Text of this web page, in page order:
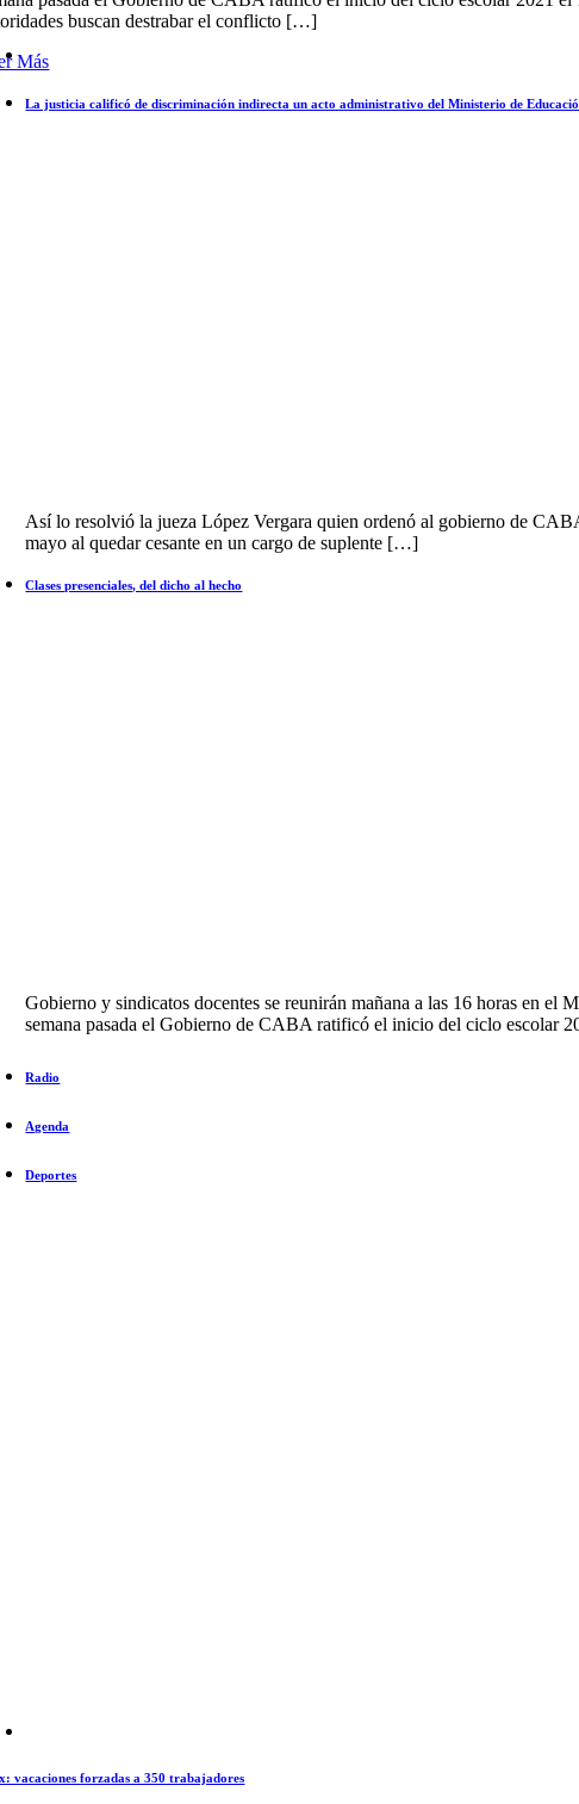
buscan destrabar el conflicto […]
Más
La justicia calificó de discriminación indirecta un acto administrativo del Ministerio de
Así lo resolvió la jueza López Vergara quien ordenó al gobierno de
mayo al quedar cesante en un cargo de suplente […]
Clases presenciales, del dicho al hecho
Gobierno y sindicatos docentes se reunirán mañana a las 16 horas en
semana pasada el Gobierno de CABA ratificó el inicio del ciclo escolar
Radio
Agenda
Deportes
vacaciones forzadas a 350 trabajadores